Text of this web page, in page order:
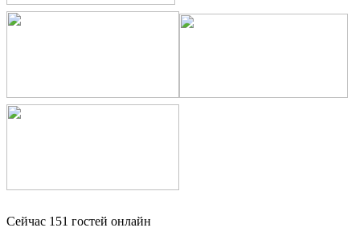
Сейчас 151 гостей онлайн